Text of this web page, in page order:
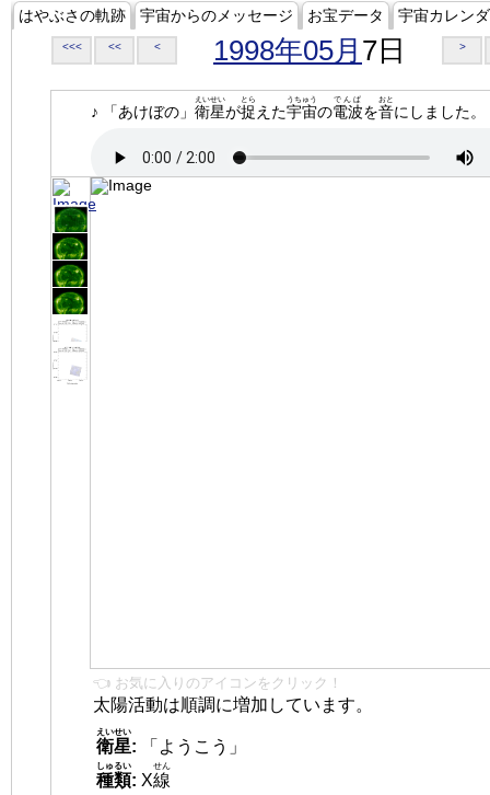
はやぶさの軌跡 宇宙からのメッセージ お宝データ 宇宙カレン
<<< << < 1998年05月 7日 >
♪ 「あけぼの」 衛星
えいせい
が捉
とら
えた宇宙
うちゅう
の電波
でんぱ
を音
おと
にしました。
👈 お気に入りのアイコンをクリック！
太陽活動は順調に増加しています。
衛星
えいせい
:
「ようこう」
種類
しゅるい
: X線
せん